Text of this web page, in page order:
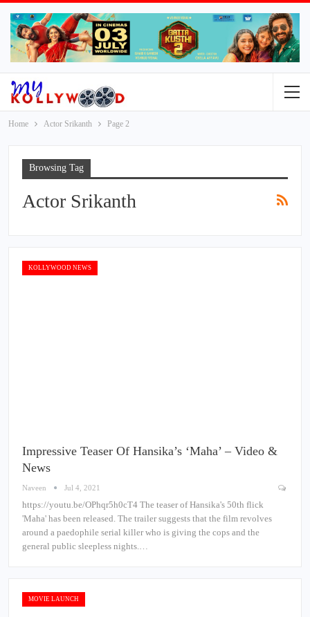
Home Actor Srikanth Page 2
Browsing Tag
Actor Srikanth
KOLLYWOOD NEWS
Impressive Teaser Of Hansika’s ‘Maha’ – Video &
News
Naveen Jul 4, 2021
https://youtu.be/OPhqr5h0cT4 The teaser of Hansika's 50th flick
'Maha' has been released. The trailer suggests that the film revolves
around a paedophile serial killer who is giving the cops and the
general public sleepless nights.…
MOVIE LAUNCH